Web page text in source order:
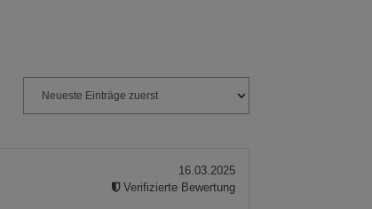
16.03.2025
Verifizierte Bewertung